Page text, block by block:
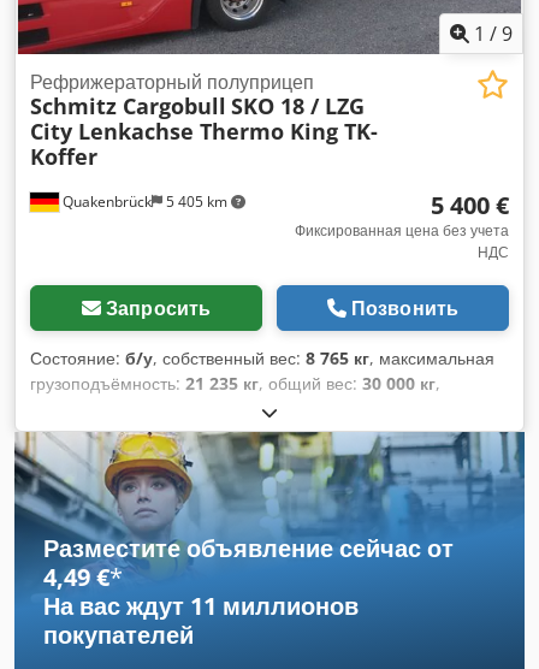
1 /9
Quakenbrück 5 405 km
Рефрижераторный полуприцеп
Schmitz Cargobull SKO 18 / LZG
City Lenkachse Thermo King TK-
Koffer
5 400 €
Фиксированная цена без учета
НДС
Запросить Позвонить
Состояние: б/у, собственный вес: 8 765 кг, максимальная
грузоподъёмность: 21 235 кг, общий вес: 30 000 кг,
, первая регистрация:
следующая проверка (TÜV):09/2026, длина грузового
отсека:
10 958 мм, ширина пространства для загрузки:
2 456 мм , высота грузового отсека: 2 291 мм, общая длина:
26 000 мм, общая ширина: 38 100 мм , общая высота:
112 000 мм, подвеска:воздух , размер шины:
цвет:белый, Год выпуска:2007, размер передней шины:
385/55 R22,5
гидроборт
Разместите объявление сейчас от
4,49 €*
На вас ждут 11 миллионов
покупателей